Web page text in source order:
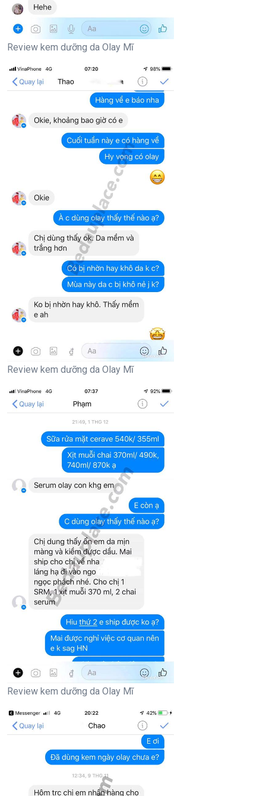
Review kem dưỡng da Olay Mĩ
Review kem dưỡng da Olay Mĩ
Review kem dưỡng da Olay Mĩ